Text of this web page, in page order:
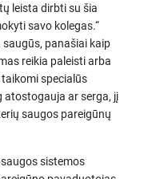
leista dirbti su šia
savo kolegas.“
panašiai kaip
reikia paleisti arba
specialūs
atostogauja ar serga, jį
saugos pareigūnų
sistemos